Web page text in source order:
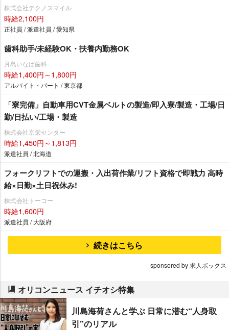
株式会社テクノスマイル
時給2,100円
正社員 / 派遣社員 / 愛知県
歯科助手/未経験OK・扶養内勤務OK
月島いなば歯科
時給1,400円～1,800円
アルバイト・パート / 東京都
「寮完備」自動車用CVT金属ベルトの製造/即入寮/製造・工場/日
勤/日払い/工場・製造
株式会社京栄センター
時給1,450円～1,813円
派遣社員 / 北海道
フォークリフトでの運搬・入出荷作業/リフト資格で即戦力 高時
給×日勤×土日祝休み!
株式会社トーコー
時給1,600円
派遣社員 / 大阪府
続きはこちら
sponsored by 求人ボックス
オリコンニュース イチオシ特集
川島海荷さんと学ぶ 日常に潜む“人身取
引”のリアル